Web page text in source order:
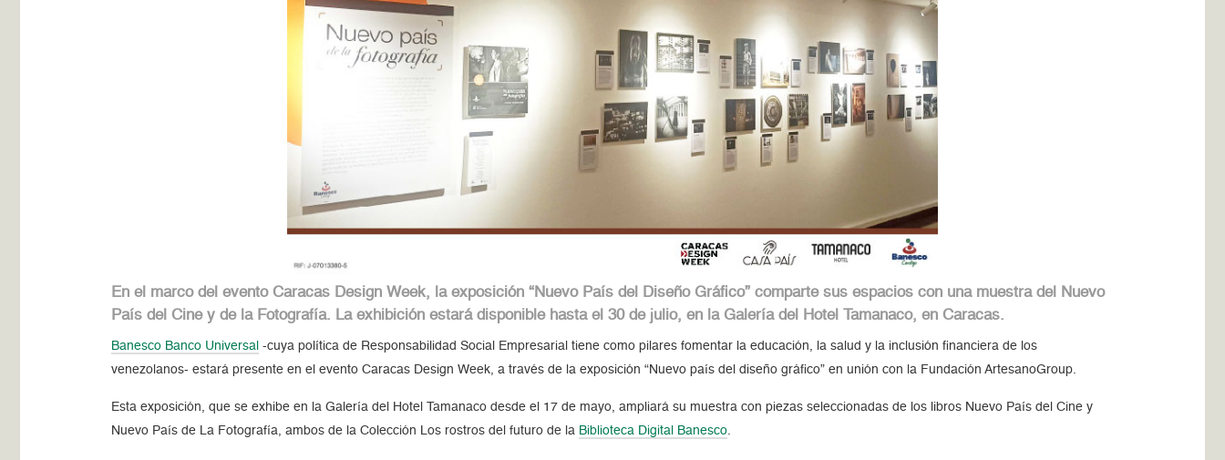
En el marco del evento Caracas Design Week, la exposición “Nuevo País del Diseño Gráfico” comparte sus espacios con una muestra del Nuevo
País del Cine y de la Fotografía. La exhibición estará disponible hasta el 30 de julio, en la Galería del Hotel Tamanaco, en Caracas.
Banesco Banco Universal -cuya política de Responsabilidad Social Empresarial tiene como pilares fomentar la educación, la salud y la inclusión financiera de los
venezolanos- estará presente en el evento Caracas Design Week, a través de la exposición “Nuevo país del diseño gráfico” en unión con la Fundación ArtesanoGroup.
Esta exposición, que se exhibe en la Galería del Hotel Tamanaco desde el 17 de mayo, ampliará su muestra con piezas seleccionadas de los libros Nuevo País del Cine y
Nuevo País de La Fotografía, ambos de la Colección Los rostros del futuro de la Biblioteca Digital Banesco